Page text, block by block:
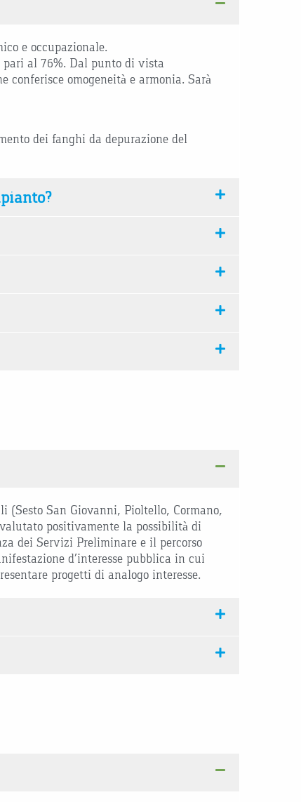
e occupazionale.
al 76%. Dal punto di vista
omogeneità e armonia. Sarà
dei fanghi da depurazione del
San Giovanni, Pioltello, Cormano,
positivamente la possibilità di
dei Servizi Preliminare e il percorso
d’interesse pubblica in cui
progetti di analogo interesse.